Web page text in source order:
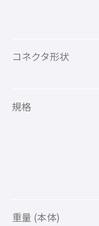
コネクタ形状
規格
重量 (本体)